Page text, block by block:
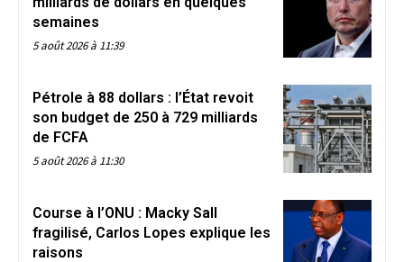
semaines
5 août 2026 à 11:39
Pétrole à 88 dollars : l’État revoit
son budget de 250 à 729 milliards
de FCFA
5 août 2026 à 11:30
Course à l’ONU : Macky Sall
fragilisé, Carlos Lopes explique les
raisons